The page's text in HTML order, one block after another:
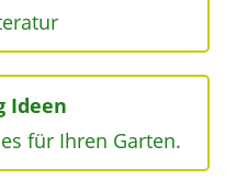
Ideen
für Ihren Garten.